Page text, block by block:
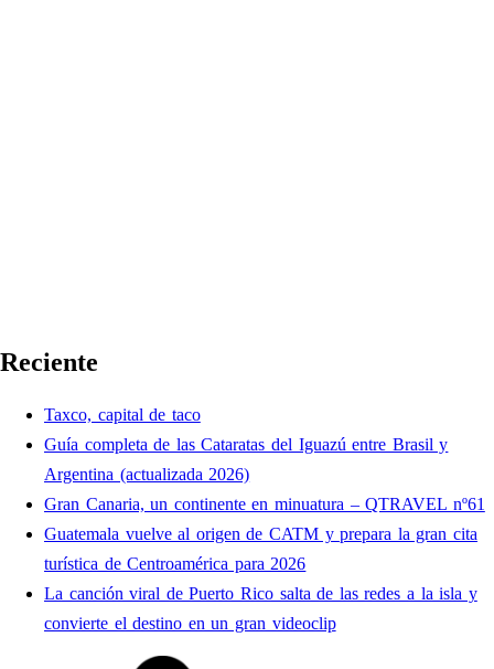
Reciente
Taxco, capital de taco
Guía completa de las Cataratas del Iguazú entre Brasil y
Argentina (actualizada 2026)
Gran Canaria, un continente en minuatura – QTRAVEL nº61
Guatemala vuelve al origen de CATM y prepara la gran cita
turística de Centroamérica para 2026
La canción viral de Puerto Rico salta de las redes a la isla y
convierte el destino en un gran videoclip